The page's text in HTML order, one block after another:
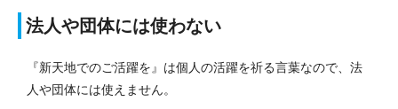
法人や団体には使わない
『新天地でのご活躍を』は個人の活躍を祈る言葉なので、法
人や団体には使えません。